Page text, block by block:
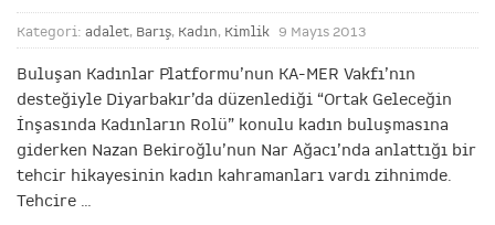
Kategori: adalet, Barış, Kadın, Kimlik 9 Mayıs 2013
Buluşan Kadınlar Platformu’nun KA-MER Vakfı’nın
desteğiyle Diyarbakır’da düzenlediği “Ortak Geleceğin
İnşasında Kadınların Rolü” konulu kadın buluşmasına
giderken Nazan Bekiroğlu’nun Nar Ağacı’nda anlattığı bir
tehcir hikayesinin kadın kahramanları vardı zihnimde.
Tehcire